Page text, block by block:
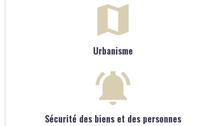
Urbanisme
Sécurité des biens et des personnes